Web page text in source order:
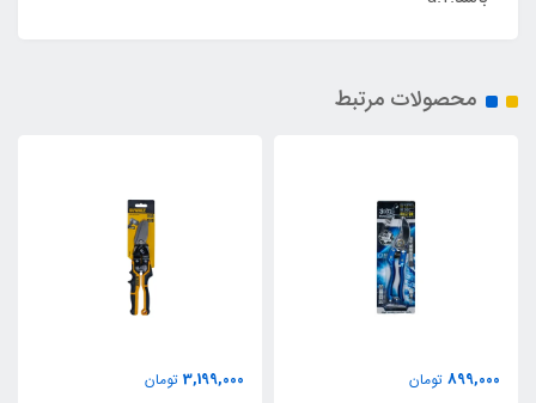
محصولات مرتبط
899,000 تومان
3,199,000 تومان